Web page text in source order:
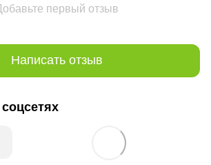
первый отзыв
Написать отзыв